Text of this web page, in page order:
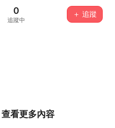
0
追蹤中
＋ 追蹤
看更多內容